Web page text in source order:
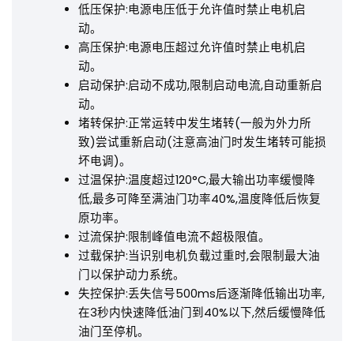
低压保护:电源电压低于允许值时禁止电机启
动。
高压保护:电源电压超过允许值时禁止电机启
动。
启动保护:启动不成功,限制启动电流,自动重新启
动。
堵转保护:正常运转中发生堵转(一般为外力所
致)尝试重新启动(注意高油门时发生堵转可能损
坏电调)。
过温保护:温度超过120°C,最大输出功率缓慢降
低,最多可降至满油门功率40%,温度降低后恢复
原功率。
过流保护:限制峰值电流不超极限值。
过载保护:当识别电机负载过重时,会限制最大油
门以保护动力系统。
失控保护:丢失信号500ms后逐渐降低输出功率,
在3秒内快速降低油门到40%以下,然后缓慢降低
油门至停机。